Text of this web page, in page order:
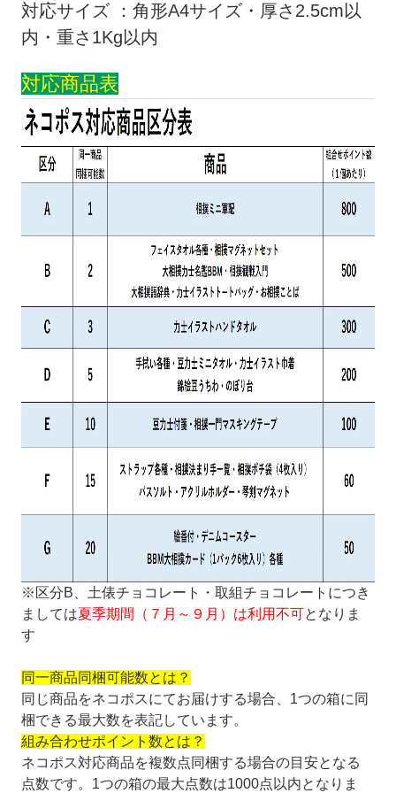
対応サイズ ：角形A4サイズ・厚さ2.5cm以
内・重さ1Kg以内
対応商品表
※区分B、土俵チョコレート・取組チョコレートにつき
ましては夏季期間（７月～９月）は利用不可となりま
す
同一商品同梱可能数とは？
同じ商品をネコポスにてお届けする場合、1つの箱に同
梱できる最大数を表記しています。
組み合わせポイント数とは？
ネコポス対応商品を複数点同梱する場合の目安となる
点数です。1つの箱の最大点数は1000点以内となりま